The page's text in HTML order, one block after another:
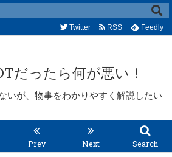
だったら何が悪い！
いが、物事をわかりやすく解説したい
Prev Next Search
Twitter RSS Feedly